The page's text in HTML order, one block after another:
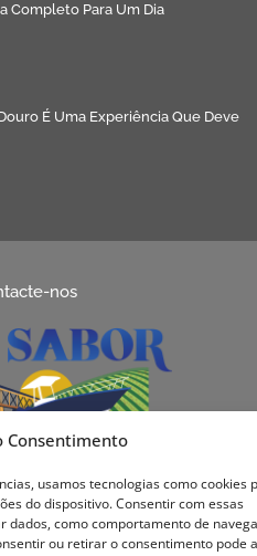
Consentimento
usamos tecnologias como cookies
do dispositivo. Consentir com essas
dados, como comportamento de
ou retirar o consentimento pode
Completo Para Um Dia
É Uma Experiência Que Deve
nos
Boats. All rights reserved